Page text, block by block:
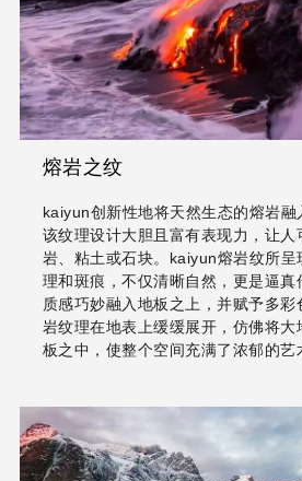
熔岩之纹
kaiyun创新性地将天然生态的熔岩融
该纹理设计大胆且富有表现力，让人
岩、粘土或石块。kaiyun熔岩纹所呈
理和斑痕，不仅清晰自然，更是逼真
质感巧妙融入地板之上，并赋予多彩
岩纹理在地表上缓缓展开，仿佛将
板之中，使整个空间充满了浓郁的艺